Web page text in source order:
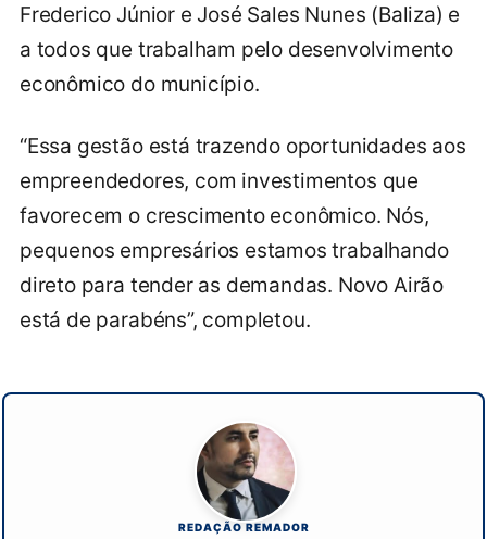
Frederico Júnior e José Sales Nunes (Baliza) e
a todos que trabalham pelo desenvolvimento
econômico do município.
“Essa gestão está trazendo oportunidades aos
empreendedores, com investimentos que
favorecem o crescimento econômico. Nós,
pequenos empresários estamos trabalhando
direto para tender as demandas. Novo Airão
está de parabéns”, completou.
REDAÇÃO REMADOR